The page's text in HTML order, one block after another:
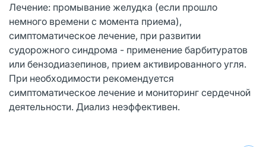
Лечение: промывание желудка (если прошло
немного времени с момента приема),
симптоматическое лечение, при развитии
судорожного синдрома - применение барбитуратов
или бензодиазепинов, прием активированного угля.
При необходимости рекомендуется
симптоматическое лечение и мониторинг сердечной
деятельности. Диализ неэффективен.